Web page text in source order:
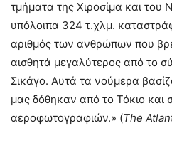
τμήματα της Χιροσίμα και του
υπόλοιπα 324 τ.χλμ.
αριθμός των ανθρώπων που
αισθητά μεγαλύτερος από το
Σικάγο. Αυτά τα νούμερα
μας δόθηκαν από το Τόκιο και
αεροφωτογραφιών.» (The